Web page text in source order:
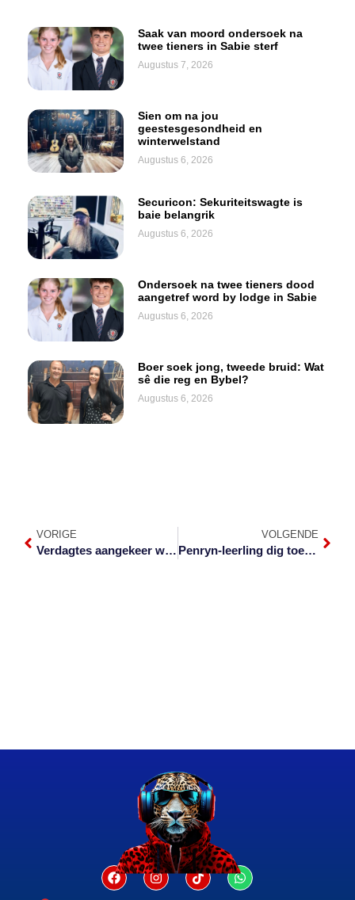
Saak van moord ondersoek na
twee tieners in Sabie sterf
Augustus 7, 2026
Sien om na jou
geestesgesondheid en
winterwelstand
Augustus 6, 2026
Securicon: Sekuriteitswagte is
baie belangrik
Augustus 6, 2026
Ondersoek na twee tieners dood
aangetref word by lodge in Sabie
Augustus 6, 2026
Boer soek jong, tweede bruid: Wat
sê die reg en Bybel?
Augustus 6, 2026
VORIGE
Verdagtes aangekeer wat glo straatverkopers beroof
VOLGENDE
Penryn-leerling dig toekenning los in Afrikaans